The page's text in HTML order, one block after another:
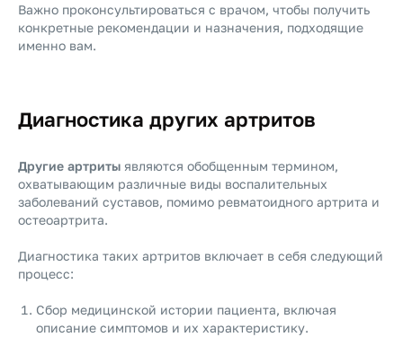
Важно проконсультироваться с врачом, чтобы получить
конкретные рекомендации и назначения, подходящие
именно вам.
Диагностика других артритов
Другие артриты являются обобщенным термином,
охватывающим различные виды воспалительных
заболеваний суставов, помимо ревматоидного артрита и
остеоартрита.
Диагностика таких артритов включает в себя следующий
процесс:
Сбор медицинской истории пациента, включая
описание симптомов и их характеристику.